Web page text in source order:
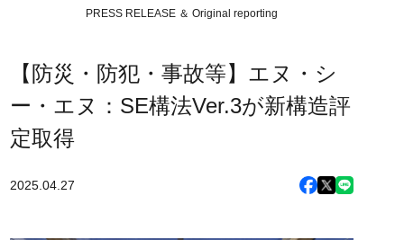
PRESS RELEASE ＆ Original reporting
【防災・防犯・事故等】エヌ・シ
ー・エヌ：SE構法Ver.3が新構造評
定取得
2025.04.27